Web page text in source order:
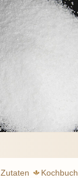
Zutaten Kochbuch